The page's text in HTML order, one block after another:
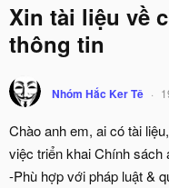
Xin tài liệu về
thông tin
Nhóm Hắc Ker Tê
Chào anh em, ai có tài
việc triển khai Chính sách
-Phù hợp với pháp luật &